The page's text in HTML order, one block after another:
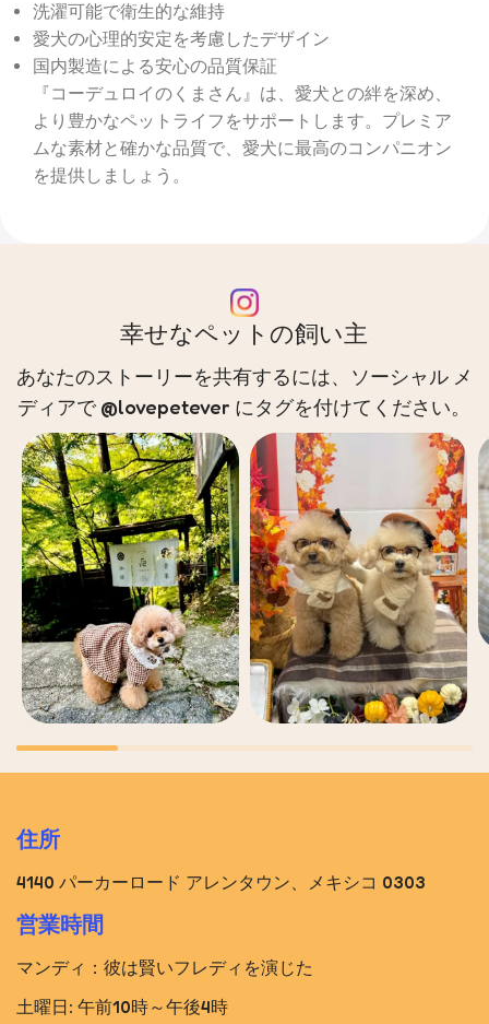
洗濯可能で衛生的な維持
愛犬の心理的安定を考慮したデザイン
国内製造による安心の品質保証
『コーデュロイのくまさん』は、愛犬との絆を深め、
より豊かなペットライフをサポートします。プレミア
ムな素材と確かな品質で、愛犬に最高のコンパニオン
を提供しましょう。
幸せなペットの飼い主
あなたのストーリーを共有するには、ソーシャル メ
ディアで @lovepetever にタグを付けてください。
住所
4140 パーカーロード アレンタウン、メキシコ 0303
営業時間
マンディ：彼は賢いフレディを演じた
土曜日: 午前10時～午後4時